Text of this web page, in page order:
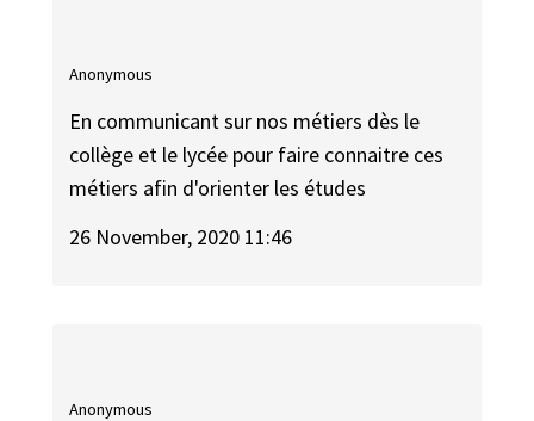
Anonymous
En communicant sur nos métiers dès le
collège et le lycée pour faire connaitre ces
métiers afin d'orienter les études
26 November, 2020 11:46
Anonymous